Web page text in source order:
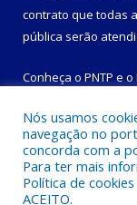
contrato que todas
pública serão
Conheça o PNTP e o
Todos os
Nós usamos
navegação no
concorda com a
Para ter mais
Política de cookies
ACEITO.